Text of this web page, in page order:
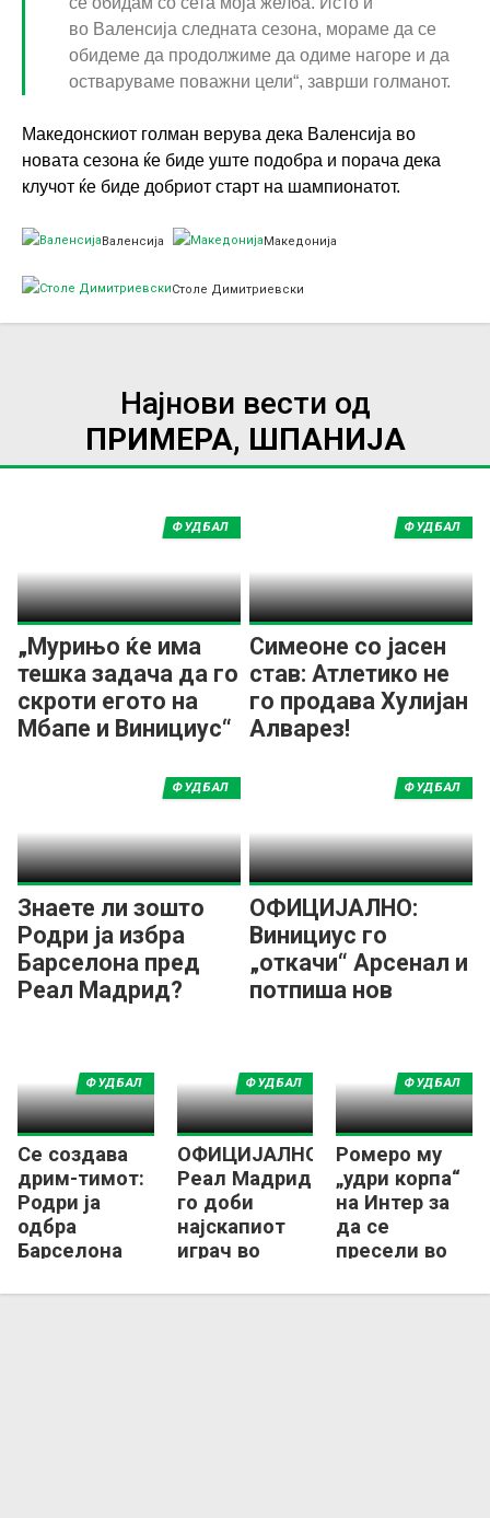
во Валенсија следната сезона, мораме да се
обидеме да продолжиме да одиме нагоре и да
остваруваме поважни цели“, заврши голманот.
Македонскиот голман верува дека Валенсија во
новата сезона ќе биде уште подобра и порача дека
клучот ќе биде добриот старт на шампионатот.
Валенсија Македонија
Столе Димитриевски
Најнови вести од
ПРИМЕРА, ШПАНИЈА
„Мурињо ќе има
тешка задача да го
скроти егото на
Мбапе и Винициус“
ФУДБАЛ
Симеоне со јасен
став: Атлетико не
го продава Хулијан
Алварез!
ФУДБАЛ
Знаете ли зошто
Родри ја избра
Барселона пред
Реал Мадрид?
ФУДБАЛ
ОФИЦИЈАЛНО:
Винициус го
„откачи“ Арсенал и
потпиша нов
ФУДБАЛ
Се создава
дрим-тимот:
Родри ја
одбра
Барселона
Мадрид!
ФУДБАЛ
ОФИЦИЈАЛНО:
Реал Мадрид
го доби
најскапиот
играч во
ФУДБАЛ
Ромеро му
„удри корпа“
на Интер за
да се
пресели во
ФУДБАЛ